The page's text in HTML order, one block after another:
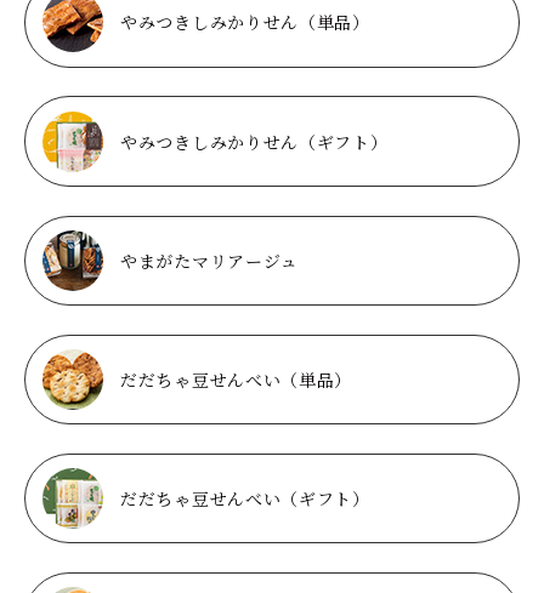
やみつきしみかりせん（単品）
やみつきしみかりせん（ギフト）
やまがたマリアージュ
だだちゃ豆せんべい（単品）
だだちゃ豆せんべい（ギフト）